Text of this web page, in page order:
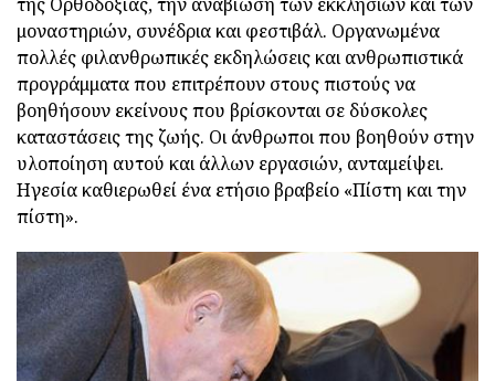
μοναστηριών, συνέδρια και φεστιβάλ. Οργανωμένα
πολλές φιλανθρωπικές εκδηλώσεις και ανθρωπιστικά
προγράμματα που επιτρέπουν στους πιστούς να
βοηθήσουν εκείνους που βρίσκονται σε δύσκολες
καταστάσεις της ζωής. Οι άνθρωποι που βοηθούν στην
υλοποίηση αυτού και άλλων εργασιών, ανταμείψει.
Ηγεσία καθιερωθεί ένα ετήσιο βραβείο «Πίστη και την
πίστη».